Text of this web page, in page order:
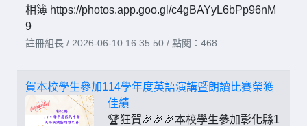
相簿 https://photos.app.goo.gl/c4gBAYyL6bPp96nM
9
註冊組長 / 2026-06-10 16:35:50 / 點閱：468
賀本校學生參加114學年度英語演講暨朗讀比賽榮獲
佳績
🏆狂賀🎉🎉🎉本校學生參加彰化縣1